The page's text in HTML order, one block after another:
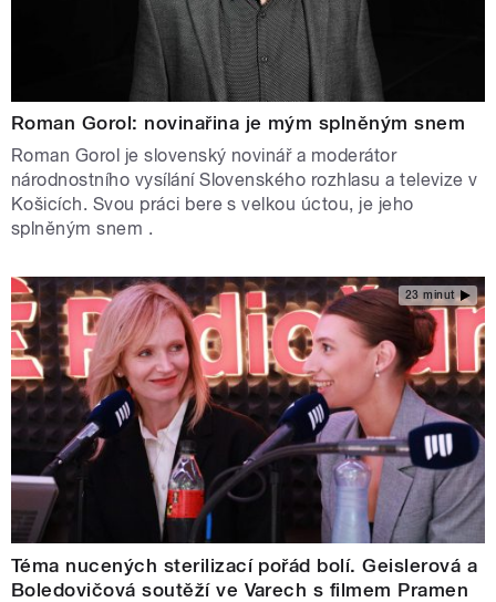
Roman Gorol: novinařina je mým splněným snem
Roman Gorol je slovenský novinář a moderátor
národnostního vysílání Slovenského rozhlasu a televize v
Košicích. Svou práci bere s velkou úctou, je jeho
splněným snem .
23 minut
Téma nucených sterilizací pořád bolí. Geislerová a
Boledovičová soutěží ve Varech s filmem Pramen